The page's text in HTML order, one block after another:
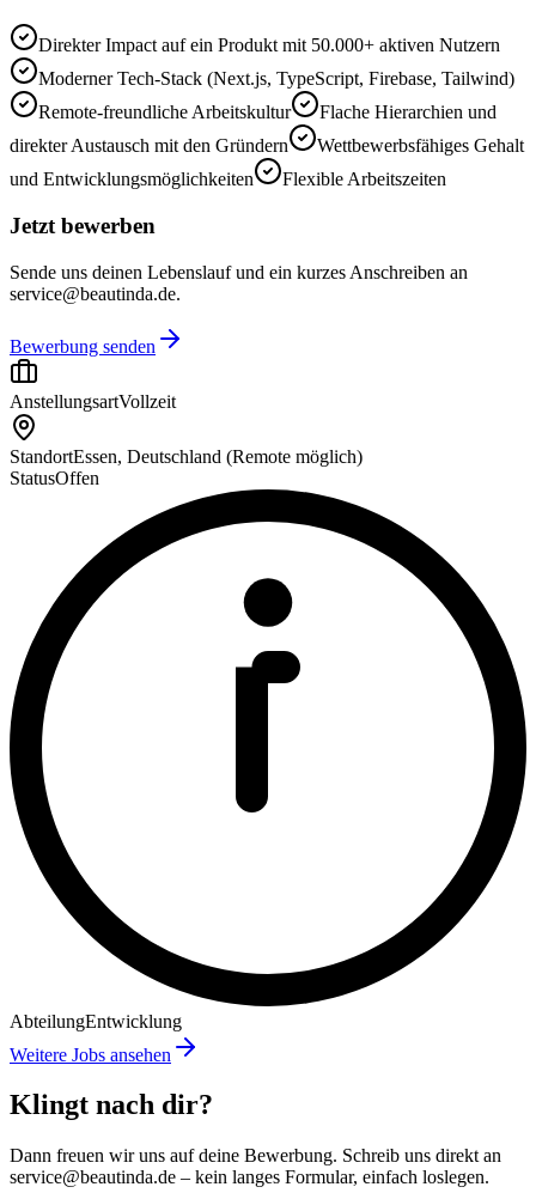
Direkter Impact auf ein Produkt mit 50.000+ aktiven Nutzern
Moderner Tech-Stack (Next.js, TypeScript, Firebase, Tailwind)
Remote-freundliche Arbeitskultur
Flache Hierarchien und
direkter Austausch mit den Gründern
Wettbewerbsfähiges Gehalt
und Entwicklungsmöglichkeiten
Flexible Arbeitszeiten
Jetzt bewerben
Sende uns deinen Lebenslauf und ein kurzes Anschreiben an
service@beautinda.de.
Bewerbung senden
AnstellungsartVollzeit
StandortEssen, Deutschland (Remote möglich)
StatusOffen
AbteilungEntwicklung
Weitere Jobs ansehen
Klingt nach dir?
Dann freuen wir uns auf deine Bewerbung. Schreib uns direkt an
service@beautinda.de – kein langes Formular, einfach loslegen.